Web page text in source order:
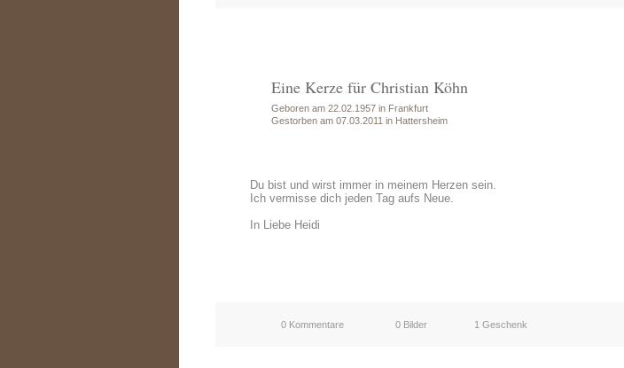
Eine Kerze für Christian Köhn
Geboren am 22.02.1957 in Frankfurt
Gestorben am 07.03.2011 in Hattersheim
Du bist und wirst immer in meinem Herzen sein.
Ich vermisse dich jeden Tag aufs Neue.
In Liebe Heidi
0 Kommentare 0 Bilder 1 Geschenk